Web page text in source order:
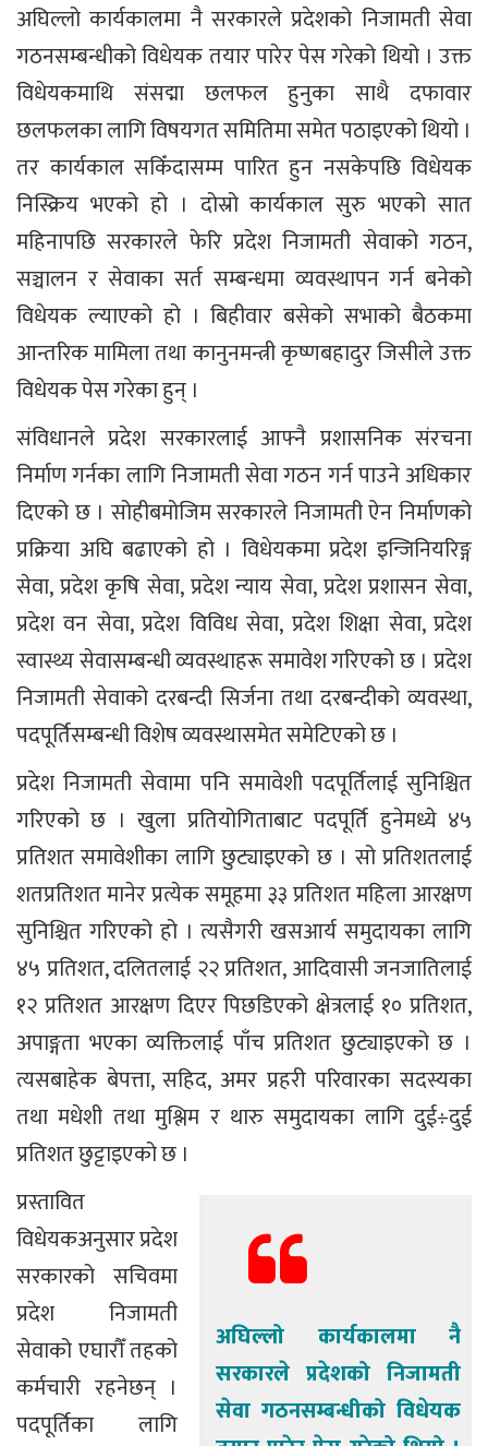
अघिल्लो कार्यकालमा नै सरकारले प्रदेशको निजामती सेवा
गठनसम्बन्धीको विधेयक तयार पारेर पेस गरेको थियो । उक्त
विधेयकमाथि संसद्मा छलफल हुनुका साथै दफावार
छलफलका लागि विषयगत समितिमा समेत पठाइएको थियो ।
तर कार्यकाल सकिँदासम्म पारित हुन नसकेपछि विधेयक
निस्क्रिय भएको हो । दोस्रो कार्यकाल सुरु भएको सात
महिनापछि सरकारले फेरि प्रदेश निजामती सेवाको गठन,
सञ्चालन र सेवाका सर्त सम्बन्धमा व्यवस्थापन गर्न बनेको
विधेयक ल्याएको हो । बिहीवार बसेको सभाको बैठकमा
आन्तरिक मामिला तथा कानुनमन्त्री कृष्णबहादुर जिसीले उक्त
विधेयक पेस गरेका हुन् ।
संविधानले प्रदेश सरकारलाई आफ्नै प्रशासनिक संरचना
निर्माण गर्नका लागि निजामती सेवा गठन गर्न पाउने अधिकार
दिएको छ । सोहीबमोजिम सरकारले निजामती ऐन निर्माणको
प्रक्रिया अघि बढाएको हो । विधेयकमा प्रदेश इन्जिनियरिङ्ग
सेवा, प्रदेश कृषि सेवा, प्रदेश न्याय सेवा, प्रदेश प्रशासन सेवा,
प्रदेश वन सेवा, प्रदेश विविध सेवा, प्रदेश शिक्षा सेवा, प्रदेश
स्वास्थ्य सेवासम्बन्धी व्यवस्थाहरू समावेश गरिएको छ । प्रदेश
निजामती सेवाको दरबन्दी सिर्जना तथा दरबन्दीको व्यवस्था,
पदपूर्तिसम्बन्धी विशेष व्यवस्थासमेत समेटिएको छ ।
प्रदेश निजामती सेवामा पनि समावेशी पदपूर्तिलाई सुनिश्चित
गरिएको छ । खुला प्रतियोगिताबाट पदपूर्ति हुनेमध्ये ४५
प्रतिशत समावेशीका लागि छुट्याइएको छ । सो प्रतिशतलाई
शतप्रतिशत मानेर प्रत्येक समूहमा ३३ प्रतिशत महिला आरक्षण
सुनिश्चित गरिएको हो । त्यसैगरी खसआर्य समुदायका लागि
४५ प्रतिशत, दलितलाई २२ प्रतिशत, आदिवासी जनजातिलाई
१२ प्रतिशत आरक्षण दिएर पिछडिएको क्षेत्रलाई १० प्रतिशत,
अपाङ्गता भएका व्यक्तिलाई पाँच प्रतिशत छुट्याइएको छ ।
त्यसबाहेक बेपत्ता, सहिद, अमर प्रहरी परिवारका सदस्यका
तथा मधेशी तथा मुश्लिम र थारु समुदायका लागि दुई÷दुई
प्रतिशत छुट्टाइएको छ ।
अघिल्लो कार्यकालमा नै
सरकारले प्रदेशको निजामती
सेवा गठनसम्बन्धीको विधेयक
प्रस्तावित
विधेयकअनुसार प्रदेश
सरकारको सचिवमा
प्रदेश निजामती
सेवाको एघारौँ तहको
कर्मचारी रहनेछन् ।
पदपूर्तिका लागि